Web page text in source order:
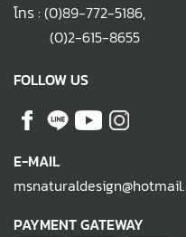
โทร : (0)89-772-5186,
(0)2-615-8655
FOLLOW US
E-MAIL
PAYMENT GATEWAY